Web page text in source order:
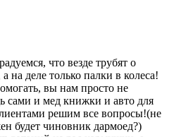
что везде трубят о
на деле только палки в колеса!
вы нам просто не
сами и мед книжки и авто для
решим все вопросы!(не
будет чиновник дармоед?)